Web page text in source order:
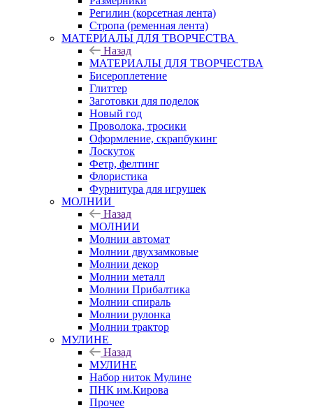
Регилин (корсетная лента)
Стропа (ременная лента)
МАТЕРИАЛЫ ДЛЯ ТВОРЧЕСТВА
Назад
МАТЕРИАЛЫ ДЛЯ ТВОРЧЕСТВА
Бисероплетение
Глиттер
Заготовки для поделок
Новый год
Проволока, тросики
Оформление, скрапбукинг
Лоскуток
Фетр, фелтинг
Флористика
Фурнитура для игрушек
МОЛНИИ
Назад
МОЛНИИ
Молнии автомат
Молнии двухзамковые
Молнии декор
Молнии металл
Молнии Прибалтика
Молнии спираль
Молнии рулонка
Молнии трактор
МУЛИНЕ
Назад
МУЛИНЕ
Набор ниток Мулине
ПНК им.Кирова
Прочее